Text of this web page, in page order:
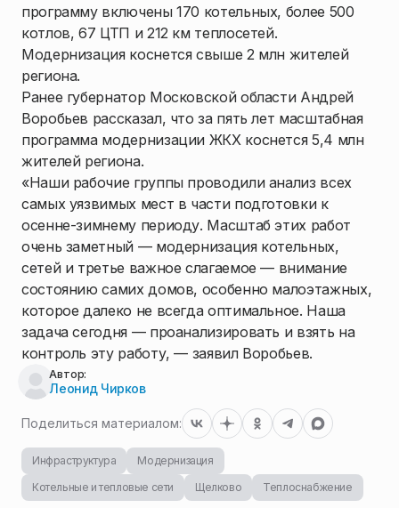
программу включены 170 котельных, более 500
котлов, 67 ЦТП и 212 км теплосетей.
Модернизация коснется свыше 2 млн жителей
региона.
Ранее губернатор Московской области Андрей
Воробьев рассказал, что за пять лет масштабная
программа модернизации ЖКХ коснется 5,4 млн
жителей региона.
«Наши рабочие группы проводили анализ всех
самых уязвимых мест в части подготовки к
осенне-зимнему периоду. Масштаб этих работ
очень заметный — модернизация котельных,
сетей и третье важное слагаемое — внимание
состоянию самих домов, особенно малоэтажных,
которое далеко не всегда оптимальное. Наша
задача сегодня — проанализировать и взять на
контроль эту работу, — заявил Воробьев.
Автор:
Леонид Чирков
Поделиться материалом:
Инфраструктура
Модернизация
Котельные и тепловые сети
Щелково Теплоснабжение